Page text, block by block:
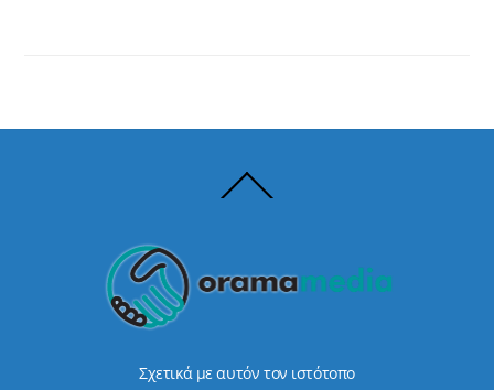
To
Σχετικά με αυτόν τον ιστότοπο